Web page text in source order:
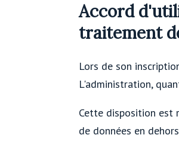
Accord
traitement
Lors de son
L'administration,
Cette disposition est
de données en